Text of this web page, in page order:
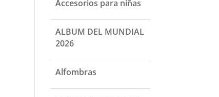
Accesorios para niñas
ALBUM DEL MUNDIAL
2026
Alfombras